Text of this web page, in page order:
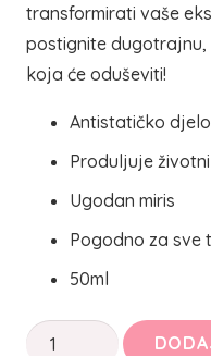
transformirati vaše
postignite dugotrajnu,
koja će oduševiti!
Antistatičko
Produljuje
Ugodan miris
Pogodno za sve
50ml
Magic